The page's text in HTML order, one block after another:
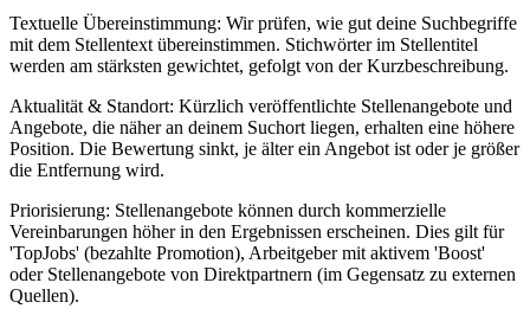
Textuelle Übereinstimmung: Wir prüfen, wie gut deine Suchbegriffe
mit dem Stellentext übereinstimmen. Stichwörter im Stellentitel
werden am stärksten gewichtet, gefolgt von der Kurzbeschreibung.
Aktualität & Standort: Kürzlich veröffentlichte Stellenangebote und
Angebote, die näher an deinem Suchort liegen, erhalten eine höhere
Position. Die Bewertung sinkt, je älter ein Angebot ist oder je größer
die Entfernung wird.
Priorisierung: Stellenangebote können durch kommerzielle
Vereinbarungen höher in den Ergebnissen erscheinen. Dies gilt für
'TopJobs' (bezahlte Promotion), Arbeitgeber mit aktivem 'Boost'
oder Stellenangebote von Direktpartnern (im Gegensatz zu externen
Quellen).